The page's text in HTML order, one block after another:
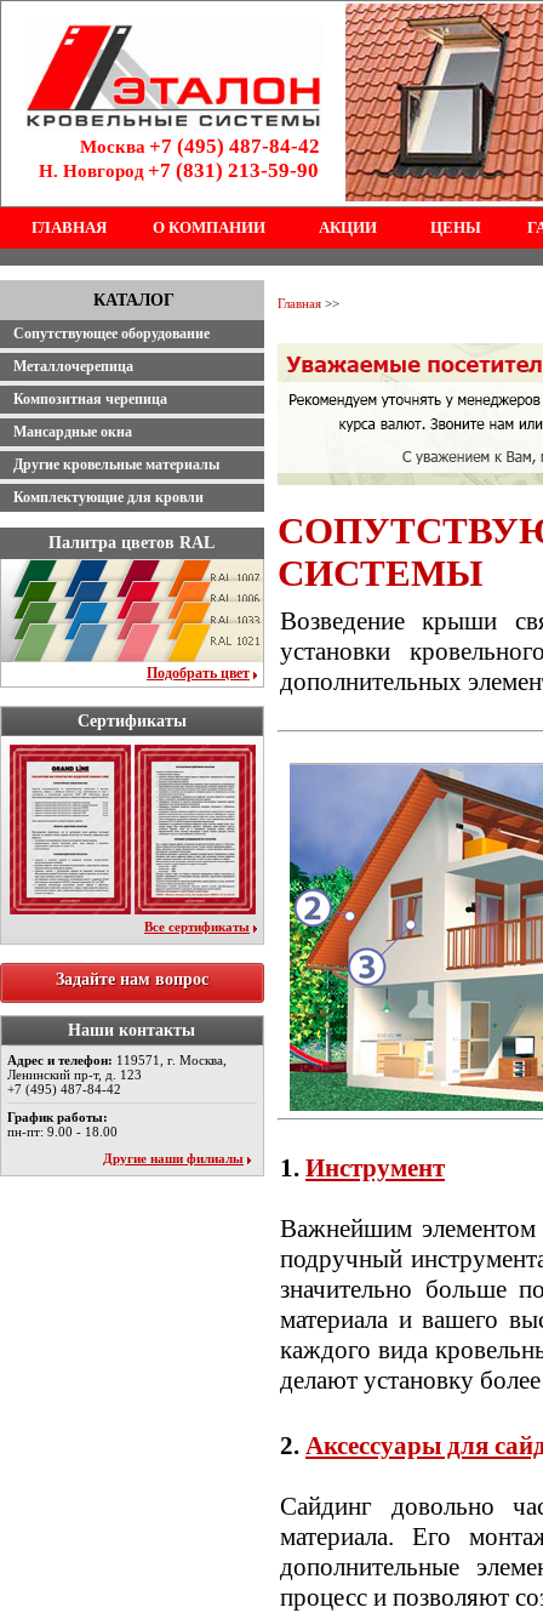
Москва +7 (495) 487-84-42
Н. Новгород+7 (831) 213-59-90
ГЛАВНАЯ О КОМПАНИИ АКЦИИ ЦЕНЫ
КАТАЛОГ
Сопутствующее оборудование
Металлочерепица
Композитная черепица
Мансардные окна
Другие кровельные материалы
Комплектующие для кровли
Палитра цветов RAL
Подобрать цвет
Сертификаты
Все сертификаты
Задайте нам вопрос
Наши контакты
Адрес и телефон: 119571, г. Москва,
Ленинский пр-т, д. 123
+7 (495) 487-84-42
График работы:
пн-пт: 9.00 - 18.00
Другие наши филиалы
Главная >>
СИСТЕМЫ
Возведение крыши
установки
дополнительных
1. Инструмент
Важнейшим элементом
подручный
значительно больше
материала и вашего
каждого вида
делают установку
2. Аксессуары для
Сайдинг довольно
материала. Его
дополнительные
процесс и позволяют